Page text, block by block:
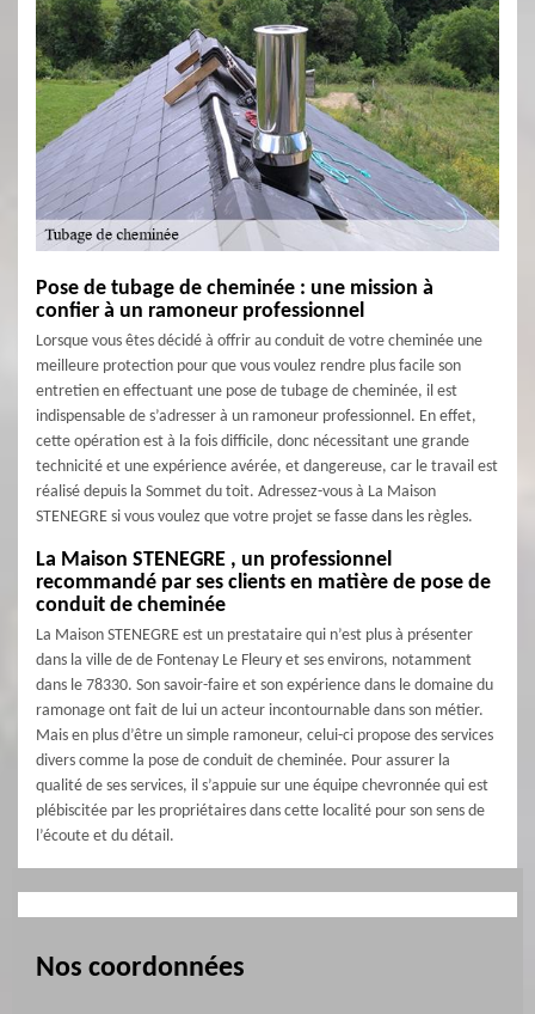
Pose de tubage de cheminée : une mission à
confier à un ramoneur professionnel
Lorsque vous êtes décidé à offrir au conduit de votre cheminée une
meilleure protection pour que vous voulez rendre plus facile son
entretien en effectuant une pose de tubage de cheminée, il est
indispensable de s’adresser à un ramoneur professionnel. En effet,
cette opération est à la fois difficile, donc nécessitant une grande
technicité et une expérience avérée, et dangereuse, car le travail est
réalisé depuis la Sommet du toit. Adressez-vous à La Maison
STENEGRE si vous voulez que votre projet se fasse dans les règles.
La Maison STENEGRE , un professionnel
recommandé par ses clients en matière de pose de
conduit de cheminée
La Maison STENEGRE est un prestataire qui n’est plus à présenter
dans la ville de de Fontenay Le Fleury et ses environs, notamment
dans le 78330. Son savoir-faire et son expérience dans le domaine du
ramonage ont fait de lui un acteur incontournable dans son métier.
Mais en plus d’être un simple ramoneur, celui-ci propose des services
divers comme la pose de conduit de cheminée. Pour assurer la
qualité de ses services, il s’appuie sur une équipe chevronnée qui est
plébiscitée par les propriétaires dans cette localité pour son sens de
l’écoute et du détail.
Nos coordonnées